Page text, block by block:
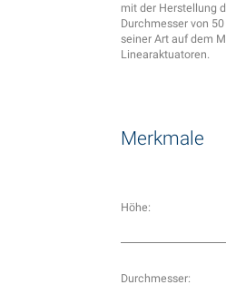
mit der Herstellung
Durchmesser von
seiner Art auf dem
Linearaktuatoren.
Merkmale
Höhe:
Durchmesser: